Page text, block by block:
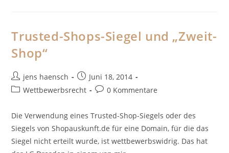
Trusted-Shops-Siegel und „Zweit-
Shop“
Beitrags-
Autor:
jens haensch
Beitrag
veröffentlicht:
Juni 18, 2014
Beitrags-
Wettbewerbsrecht
Beitrags-
0 Kommentare
Die Verwendung eines Trusted-Shop-Siegels oder des
Siegels von Shopauskunft.de für eine Domain, für die das
Siegel nicht erteilt wurde, ist wettbewerbswidrig. Das hat